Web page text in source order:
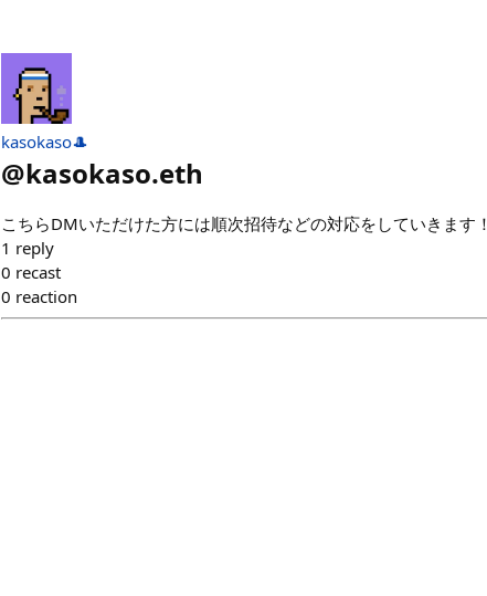
kasokaso🎩
@kasokaso.eth
こちらDMいただけた方には順次招待などの対応をしていきます！
1 reply
0 recast
0 reaction